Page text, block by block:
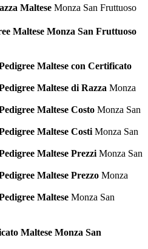
Maltese Monza San Fruttuoso
Maltese Monza San Fruttuoso
Maltese con Certificato
Maltese di Razza Monza
Maltese Costo Monza San
Maltese Costi Monza San
Maltese Prezzi Monza San
Maltese Prezzo Monza
Maltese Monza San
Maltese Monza San